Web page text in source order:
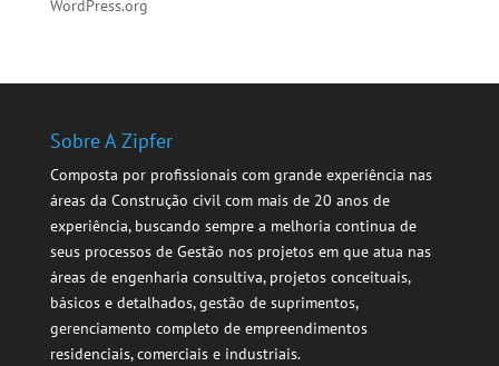
WordPress.org
Sobre A Zipfer
Composta por profissionais com grande experiência nas
áreas da Construção civil com mais de 20 anos de
experiência, buscando sempre a melhoria continua de
seus processos de Gestão nos projetos em que atua nas
áreas de engenharia consultiva, projetos conceituais,
básicos e detalhados, gestão de suprimentos,
gerenciamento completo de empreendimentos
residenciais, comerciais e industriais.